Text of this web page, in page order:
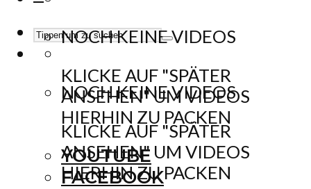
NOCH KEINE VIDEOS
KLICKE AUF "SPÄTER
ANSEHEN" UM VIDEOS
HIERHIN ZU PACKEN
YOUTUBE
FACEBOOK
NOCH KEINE VIDEOS
KLICKE AUF "SPÄTER
ANSEHEN" UM VIDEOS
HIERHIN ZU PACKEN